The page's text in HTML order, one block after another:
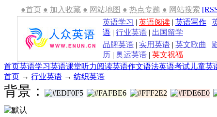
●首页 ● 加入收藏 ● 网站地图 ● 热点专题 ● 网站搜索
英语学习 | 英语阅读 | 英语写作 |
语 | 行业英语 | 出国留学
品牌英语 | 实用英语 | 英文歌曲 |
历 | 奥运英语 | 英文祝福
首页英语学习英语课堂听力阅读英语作文语法英语考试 儿童英
首页 → 行业英语 → 纺织英语
背景：